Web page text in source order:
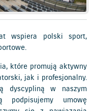
wspiera polski sport,
które promują aktywny
jak i profesjonalny.
dyscypliną w naszym
podpisujemy umowę